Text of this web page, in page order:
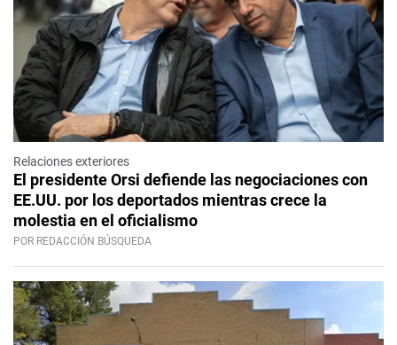
Relaciones exteriores
El presidente Orsi defiende las negociaciones con
EE.UU. por los deportados mientras crece la
molestia en el oficialismo
POR REDACCIÓN BÚSQUEDA